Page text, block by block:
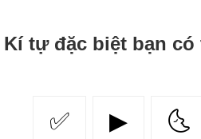
Kí tự đặc biệt bạn có
✅ ▶ 🌜